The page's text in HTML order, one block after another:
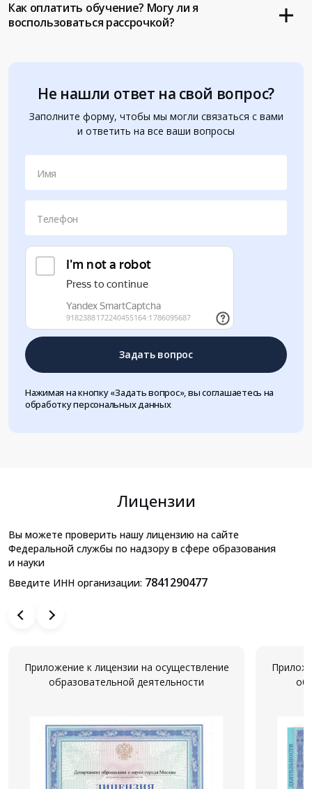
Не нашли ответ на свой вопрос?
Заполните форму, чтобы мы могли связаться с вами
и ответить на все ваши вопросы
Имя
Телефон
Задать вопрос
Нажимая на кнопку «Задать вопрос», вы соглашаетесь на
обработку персональных данных
Как оплатить обучение? Могу ли я
воспользоваться рассрочкой?
Лицензии
Вы можете проверить нашу лицензию на сайте
Федеральной службы по надзору в сфере образования
и науки
Введите ИНН организации: 7841290477
Приложение к лицензии на осуществление
образовательной деятельности